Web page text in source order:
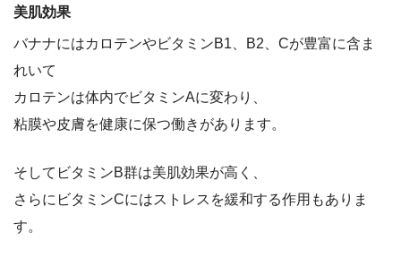
美肌効果
バナナにはカロテンやビタミンB1、B2、Cが豊富に含ま
れいて
カロテンは体内でビタミンAに変わり、
粘膜や皮膚を健康に保つ働きがあります。
そしてビタミンB群は美肌効果が高く、
さらにビタミンCにはストレスを緩和する作用もありま
す。